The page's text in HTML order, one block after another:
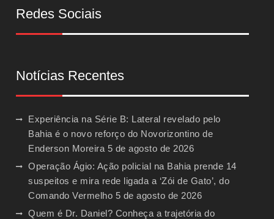
Redes Sociais
Notícias Recentes
Experiência na Série B: Lateral revelado pelo
Bahia é o novo reforço do Novorizontino de
Enderson Moreira 5 de agosto de 2026
Operação Ágio: Ação policial na Bahia prende 14
suspeitos e mira rede ligada a ‘Zói de Gato’, do
Comando Vermelho 5 de agosto de 2026
Quem é Dr. Daniel? Conheça a trajetória do